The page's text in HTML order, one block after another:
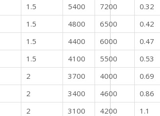
1.5 5400 7200
0.32
1.5 4800 6500
0.42
1.5 4400 6000
0.47
1.5 4100 5500
0.53
2 3700 4000
0.69
2 3400 4600
0.86
2 3100 4200
1.1